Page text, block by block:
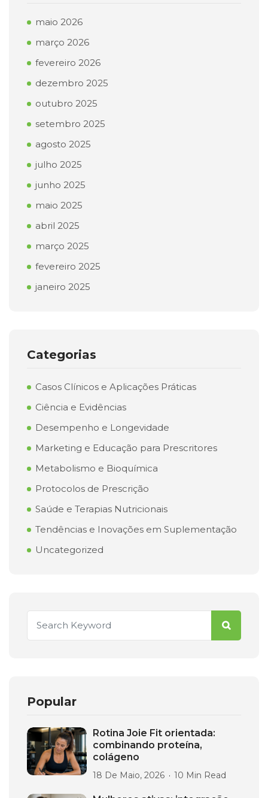
maio 2026
março 2026
fevereiro 2026
dezembro 2025
outubro 2025
setembro 2025
agosto 2025
julho 2025
junho 2025
maio 2025
abril 2025
março 2025
fevereiro 2025
janeiro 2025
Categorias
Casos Clínicos e Aplicações Práticas
Ciência e Evidências
Desempenho e Longevidade
Marketing e Educação para Prescritores
Metabolismo e Bioquímica
Protocolos de Prescrição
Saúde e Terapias Nutricionais
Tendências e Inovações em Suplementação
Uncategorized
Popular
Rotina Joie Fit orientada:
combinando proteína,
colágeno
18 De Maio, 2026 10 Min Read